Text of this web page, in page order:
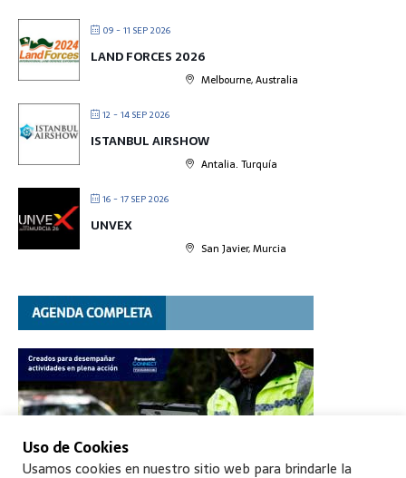
09 - 11 SEP 2026
LAND FORCES 2026
Melbourne, Australia
12 - 14 SEP 2026
ISTANBUL AIRSHOW
Antalia. Turquía
16 - 17 SEP 2026
UNVEX
San Javier, Murcia
Uso de Cookies
Usamos cookies en nuestro sitio web para brindarle la